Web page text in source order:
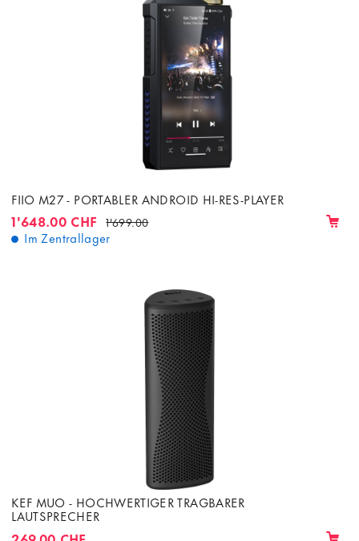
FIIO M27 - PORTABLER ANDROID HI-RES-PLAYER
1'648.00 CHF 1'699.00
Im Zentrallager
KEF MUO - HOCHWERTIGER TRAGBARER
LAUTSPRECHER